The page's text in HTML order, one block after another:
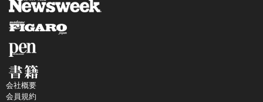
会社概要
会員規約